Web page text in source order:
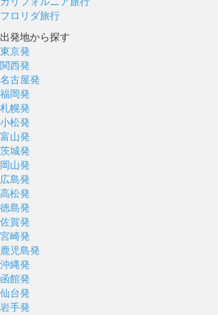
フロリダ旅行
出発地から探す
東京発
関西発
名古屋発
福岡発
札幌発
小松発
富山発
茨城発
岡山発
広島発
高松発
徳島発
佐賀発
宮崎発
鹿児島発
沖縄発
函館発
仙台発
岩手発